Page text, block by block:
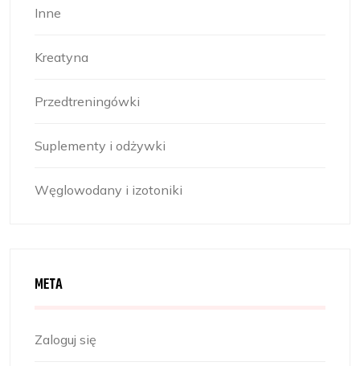
Inne
Kreatyna
Przedtreningówki
Suplementy i odżywki
Węglowodany i izotoniki
META
Zaloguj się